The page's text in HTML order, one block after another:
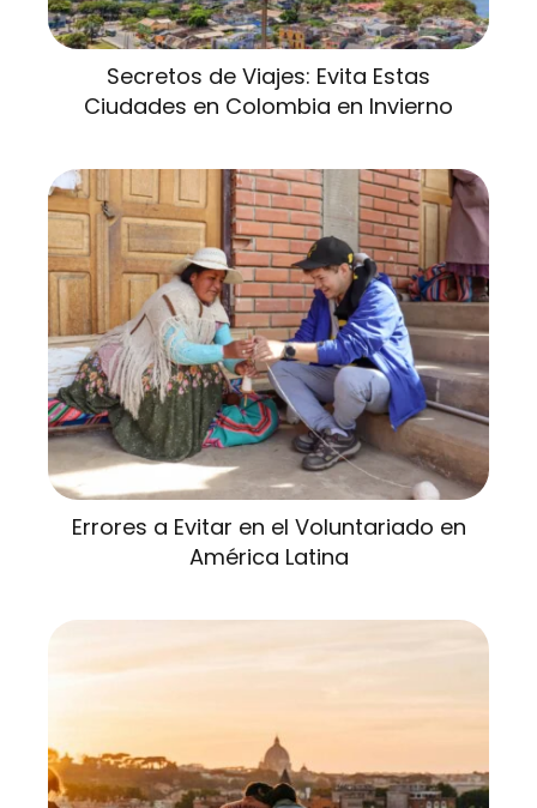
Secretos de Viajes: Evita Estas
Ciudades en Colombia en Invierno
Errores a Evitar en el Voluntariado en
América Latina